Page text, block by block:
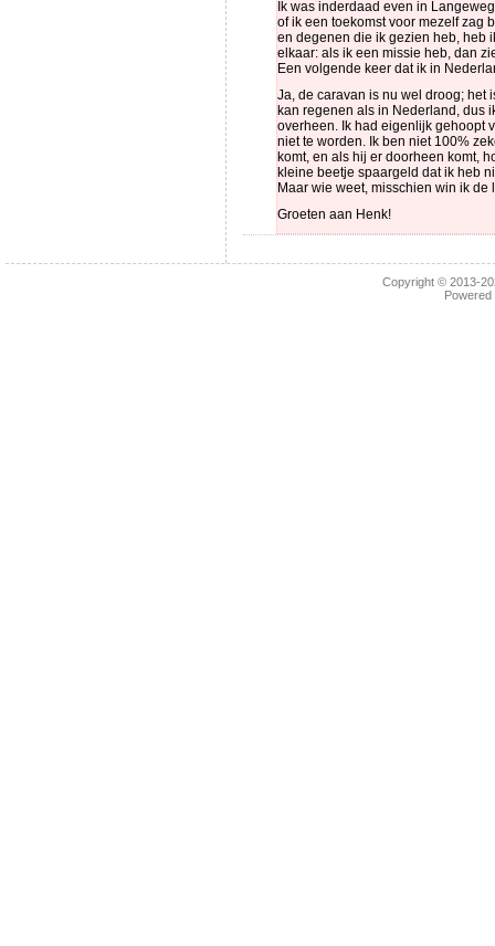
Ik was inderdaad even in
of ik een toekomst voor mezelf zag
en degenen die ik gezien heb, heb
elkaar: als ik een missie heb, dan
Een volgende keer dat ik in
Ja, de caravan is nu wel droog; het
kan regenen als in Nederland, dus
overheen. Ik had eigenlijk gehoopt
niet te worden. Ik ben niet 100%
komt, en als hij er doorheen komt,
kleine beetje spaargeld dat ik heb
Maar wie weet, misschien win ik
Groeten aan Henk!
Copyright © 2013-